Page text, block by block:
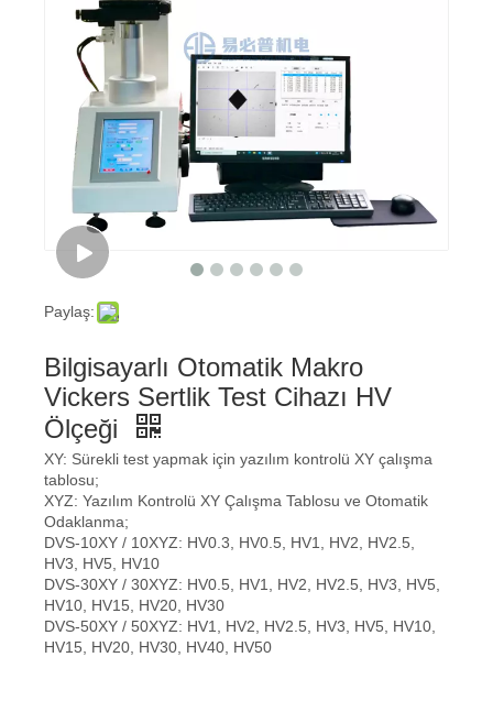
Paylaş:
Bilgisayarlı Otomatik Makro
Vickers Sertlik Test Cihazı HV
Ölçeği
XY: Sürekli test yapmak için yazılım kontrolü XY çalışma
tablosu;
XYZ: Yazılım Kontrolü XY Çalışma Tablosu ve Otomatik
Odaklanma;
DVS-10XY / 10XYZ: HV0.3, HV0.5, HV1, HV2, HV2.5,
HV3, HV5, HV10
DVS-30XY / 30XYZ: HV0.5, HV1, HV2, HV2.5, HV3, HV5,
HV10, HV15, HV20, HV30
DVS-50XY / 50XYZ: HV1, HV2, HV2.5, HV3, HV5, HV10,
HV15, HV20, HV30, HV40, HV50